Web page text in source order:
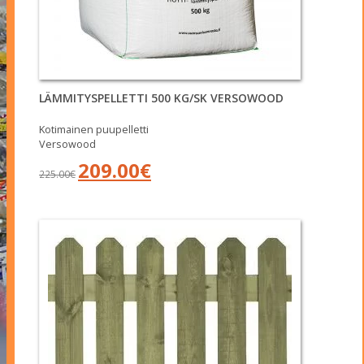
LÄMMITYSPELLETTI 500 KG/SK VERSOWOOD
Kotimainen puupelletti
Versowood
225.00€
Alkuperäinen
hinta
209.00€Nykyinen
hinta